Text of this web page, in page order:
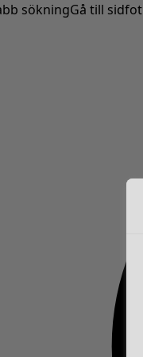
sökningGå till sidfot